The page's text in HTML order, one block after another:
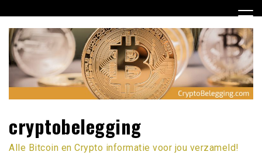
naar
inhoud
cryptobelegging
Alle Bitcoin en Crypto informatie voor jou verzameld!